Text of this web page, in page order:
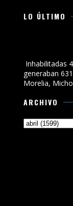
LO ÚLTIMO
Inhabilitadas
generaban
Morelia,
ARCHIVO